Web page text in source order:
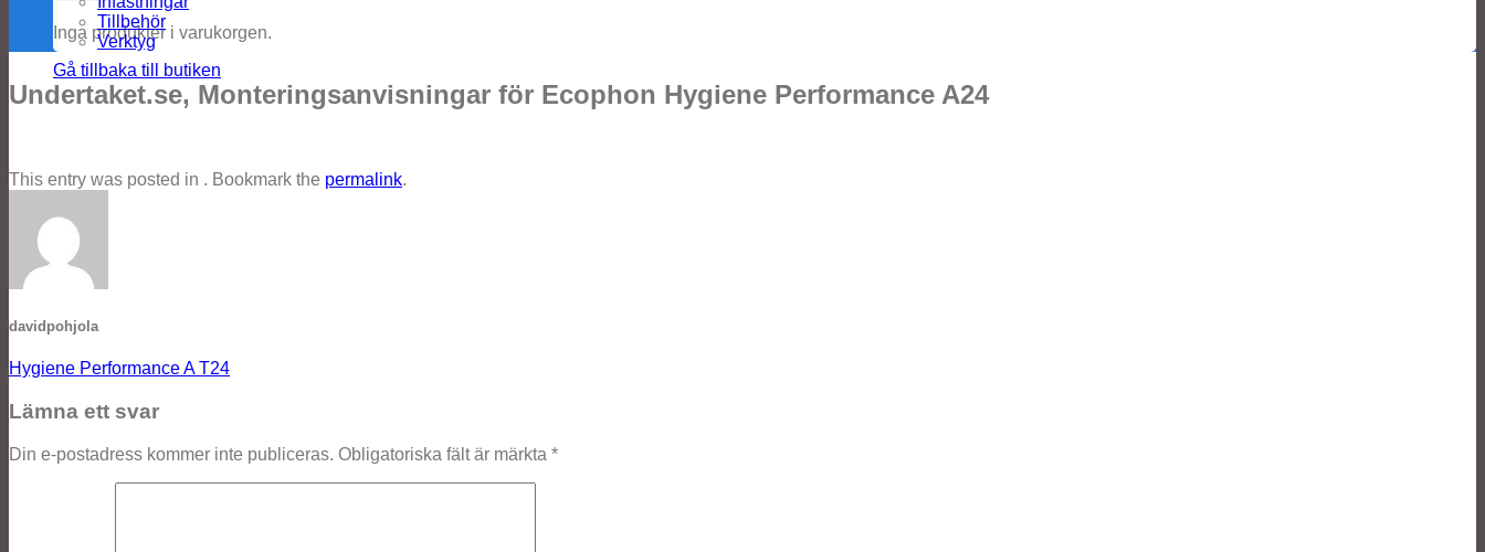
Inga produkter i varukorgen.
Gå tillbaka till butiken
Tillbehör
Verktyg
Undertaket.se, Monteringsanvisningar för Ecophon Hygiene Performance A24
This entry was posted in . Bookmark the permalink.
davidpohjola
Hygiene Performance A T24
Lämna ett svar
Din e-postadress kommer inte publiceras. Obligatoriska fält är märkta *